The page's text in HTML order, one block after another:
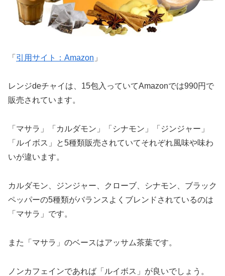
「 引用サイト：Amazon 」
レンジdeチャイは、15包入っていてAmazonでは990円で
販売されています。
「マサラ」「カルダモン」「シナモン」「ジンジャー」
「ルイボス」と5種類販売されていてそれぞれ風味や味わ
いが違います。
カルダモン、ジンジャー、クローブ、シナモン、ブラック
ペッパーの5種類がバランスよくブレンドされているのは
「マサラ」です。
また「マサラ」のベースはアッサム茶葉です。
ノンカフェインであれば「ルイボス」が良いでしょう。